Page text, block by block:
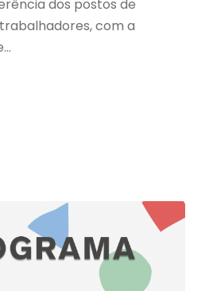
dos postos de
com a